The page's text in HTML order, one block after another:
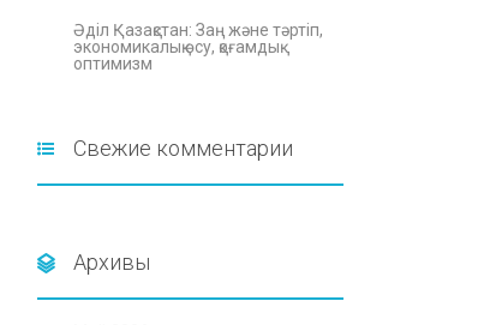
Әділ Қазақстан: Заң және тәртіп,
экономикалық өсу, қоғамдық
оптимизм
Свежие комментарии
Архивы